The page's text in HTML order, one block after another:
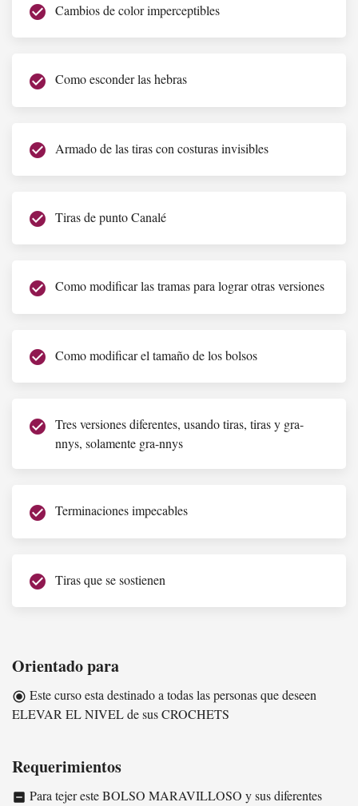
check_circle Cambios de color imperceptibles
check_circle Como esconder las hebras
check_circle Armado de las tiras con costuras invisibles
check_circle Tiras de punto Canalé
check_circle Como modificar las tramas para lograr otras versiones
check_circle Como modificar el tamaño de los bolsos
check_circle Tres versiones diferentes, usando tiras, tiras y gra-
nnys, solamente gra-nnys
check_circle Terminaciones impecables
check_circle Tiras que se sostienen
Orientado para
radio_button_checked Este curso esta destinado a todas las personas que deseen
ELEVAR EL NIVEL de sus CROCHETS
Requerimientos
indeterminate_check_box Para tejer este BOLSO MARAVILLOSO y sus diferentes